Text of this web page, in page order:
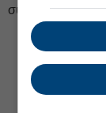
συνολική
#Θαλάσσιος